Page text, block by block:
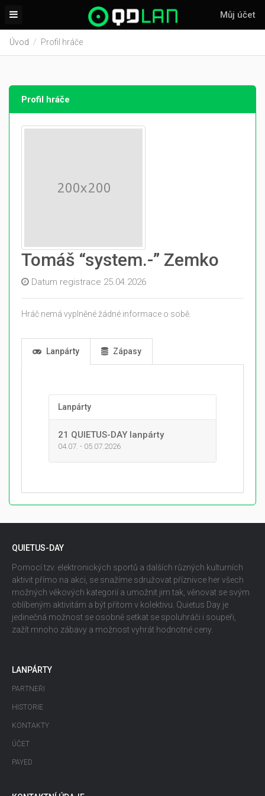
Můj účet
Úvod Profil hráče
Profil hráče
Tomáš “system.-” Zemko
Datum registrace 25.04.2026
Hráč nemá vyplněné žádné informace o sobě.
Lanpárty Zápasy
Lanpárty
21 QUIETUS-DAY lanpárty
04.07. - 05.07.2026
QUIETUS-DAY
Pomocí tzv. elektronických sportů a dalších různých kulturních
aktivit přímo na akci, se snažíme sdružovat příznivce her všech
možných věkových kategorií a umožnit jim tak, věnovat se svým
oblíbeným aktivitám a být přitom v kolektivu. Quietus Day je
jedinečná možnost se osobně setkat se spoluhráči i soupeři,
zažít mnoho zábavy a možnost vyhrát hodnotné ceny.
LANPÁRTY
PARTNEŘI
HISTORIE
KONTAKTY
ÚČET
PAYED